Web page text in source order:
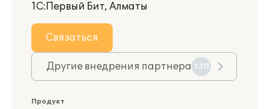
1С:Первый Бит, Алматы
Связаться
Другие внедрения партнера 3211
Продукт